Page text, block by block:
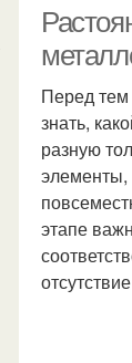
Перед тем
знать,
разную
элементы,
этапе